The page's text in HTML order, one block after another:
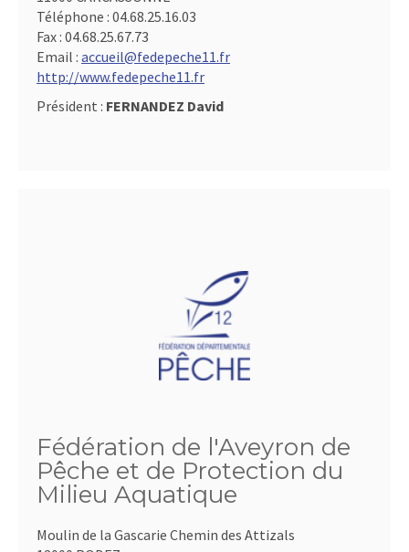
Téléphone : 04.68.25.16.03
Fax : 04.68.25.67.73
Email : accueil@fedepeche11.fr
http://www.fedepeche11.fr
Président : FERNANDEZ David
Fédération de l'Aveyron de
Pêche et de Protection du
Milieu Aquatique
Moulin de la Gascarie Chemin des Attizals